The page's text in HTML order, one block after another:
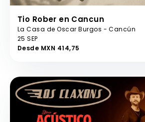
Tio Rober en Cancun
La Casa de Oscar Burgos - Cancún
25 SEP
Desde MXN 414,75